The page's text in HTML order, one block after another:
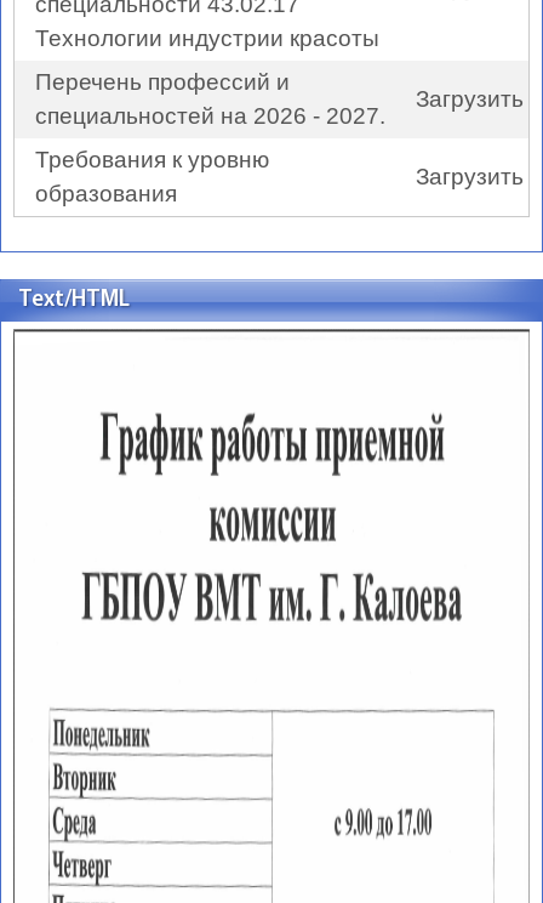
Технологии индустрии красоты
Перечень профессий и
специальностей на 2026 - 2027.
Загрузить
Требования к уровню
образования
Загрузить
Text/HTML